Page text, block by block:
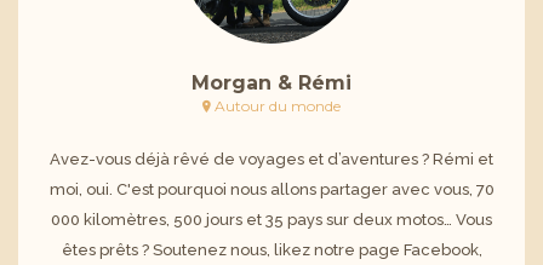
Morgan & Rémi
Autour du monde
Avez-vous déjà rêvé de voyages et d’aventures ? Rémi et
moi, oui. C'est pourquoi nous allons partager avec vous, 70
000 kilomètres, 500 jours et 35 pays sur deux motos… Vous
êtes prêts ? Soutenez nous, likez notre page Facebook,